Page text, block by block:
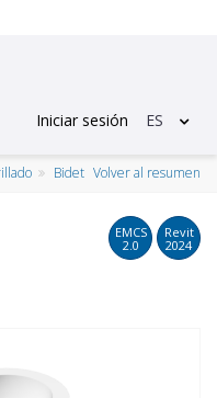
Iniciar sesión ES
Bidet Volver al resumen
EMCS
2.0
Revit
2024